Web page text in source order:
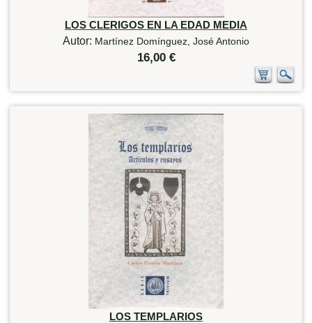
LOS CLERIGOS EN LA EDAD MEDIA
Autor: Martínez Domínguez, José Antonio
16,00 €
LOS TEMPLARIOS